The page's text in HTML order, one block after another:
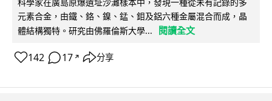
元素合金，由鐵、鉻、鎳、錳、鉬及鋁六種金屬混合而成，晶
體結構獨特。研究由佛羅倫斯大學...
閱讀全文
142 17 ↗ 分享